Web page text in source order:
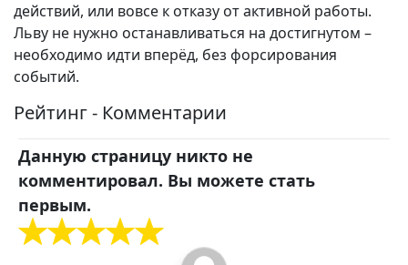
действий, или вовсе к отказу от активной работы.
Льву не нужно останавливаться на достигнутом –
необходимо идти вперёд, без форсирования
событий.
Рейтинг - Комментарии
Данную страницу никто не
комментировал. Вы можете стать
первым.